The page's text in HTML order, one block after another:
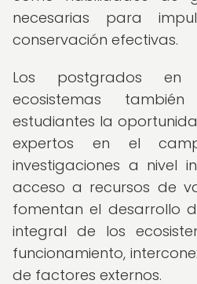
necesarias para
conservación efectivas.
Los postgrados en
ecosistemas
estudiantes la
expertos en el
investigaciones a nivel
acceso a recursos de
fomentan el desarrollo
integral de los
funcionamiento,
de factores externos.